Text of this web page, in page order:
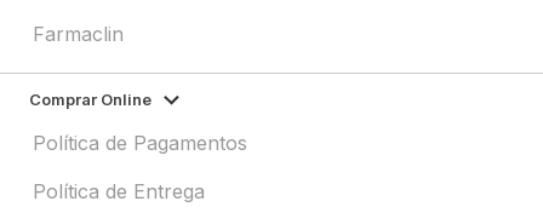
Farmaclin
Comprar Online
Política de Pagamentos
Política de Entrega